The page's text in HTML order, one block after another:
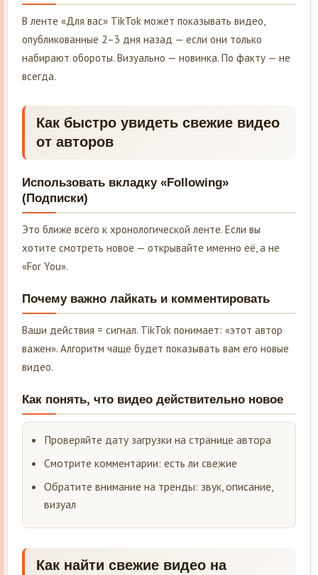
В ленте «Для вас» TikTok может показывать видео,
опубликованные 2–3 дня назад — если они только
набирают обороты. Визуально — новинка. По факту — не
всегда.
Как быстро увидеть свежие видео
от авторов
Использовать вкладку «Following»
(Подписки)
Это ближе всего к хронологической ленте. Если вы
хотите смотреть новое — открывайте именно её, а не
«For You».
Почему важно лайкать и комментировать
Ваши действия = сигнал. TikTok понимает: «этот автор
важен». Алгоритм чаще будет показывать вам его новые
видео.
Как понять, что видео действительно новое
Проверяйте дату загрузки на странице автора
Смотрите комментарии: есть ли свежие
Обратите внимание на тренды: звук, описание,
визуал
Как найти свежие видео на